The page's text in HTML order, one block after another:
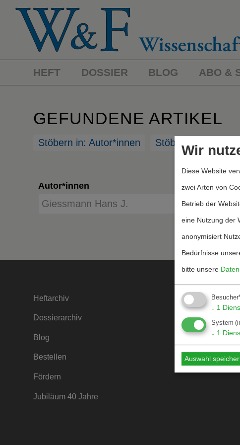
HEFT DOSSIER BLOG ABO &
GEFUNDENE ARTIKEL
Stöbern in: Autor*innen Stöbern in:
Autor*innen
Heftarchiv
Dossierarchiv
Blog
Bestellen
Fördern
Jubiläum 40 Jahre
Kontakt
Mediadaten
Hinweise für
Hinweise für
Wir
Diese Website
zwei Arten von
Betrieb der
eine Nutzung der
anonymisiert
Bedürfnisse
bitte unsere
↓ 1
System
↓ 1
Auswahl